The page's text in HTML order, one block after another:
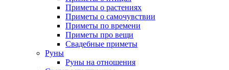
Приметы о растениях
Приметы о самочувствии
Приметы по времени
Приметы про вещи
Свадебные приметы
Руны
Руны на отношения